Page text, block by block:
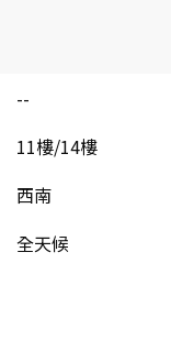
--
11樓/14樓
西南
全天候